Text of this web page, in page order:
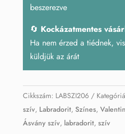
beszerezve
🔄 Kockázatmentes
Ha nem érzed a tiédnek,
küldjük az árát
Cikkszám: LABSZI206
szív, Labradorit, Színes,
Ásvány szív, labradorit, szív